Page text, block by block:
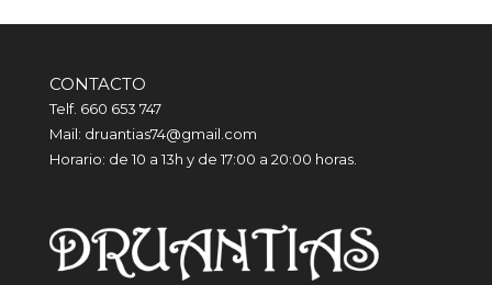
CONTACTO
Telf. 660 653 747
Mail: druantias74@gmail.com
Horario: de 10 a 13h y de 17:00 a 20:00 horas.